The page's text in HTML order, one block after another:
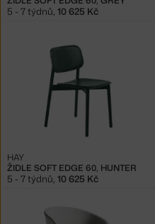
5 - 7 týdnů, 10 625 Kč
ŽIDLE SOFT EDGE 60, HUNTER
HAY
5 - 7 týdnů, 10 625 Kč